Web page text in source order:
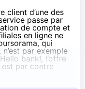
client d’une des
passe par
de compte et
en ligne ne
qui
par exemple
bank!, l’offre
est par contre